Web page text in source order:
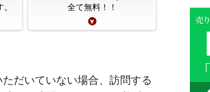
全て無料！！
だいていない場合、訪問する